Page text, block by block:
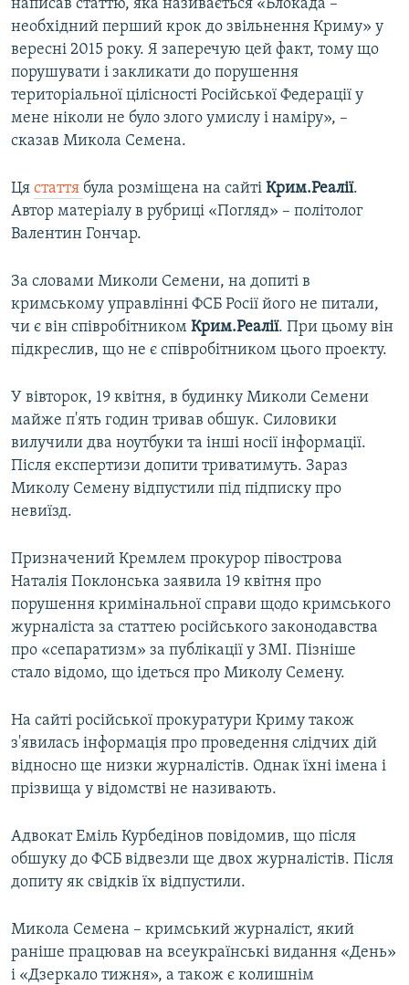
УКРАЇНСЬКА ПРОБЛЕМА КРИМУ
ІНФОГРАФІКА
ДОЛУЧАЙСЯ!
Усі сайти RFE/RL
написав статтю, яка називається «Блокада –
необхідний перший крок до звільнення Криму» у
вересні 2015 року. Я заперечую цей факт, тому що
порушувати і закликати до порушення
територіальної цілісності Російської Федерації у
мене ніколи не було злого умислу і наміру», –
сказав Микола Семена.
Ця стаття була розміщена на сайті Крим.Реалії.
Автор матеріалу в рубриці «Погляд» – політолог
Валентин Гончар.
За словами Миколи Семени, на допиті в
кримському управлінні ФСБ Росії його не питали,
чи є він співробітником Крим.Реалії. При цьому він
підкреслив, що не є співробітником цього проекту.
У вівторок, 19 квітня, в будинку Миколи Семени
майже п'ять годин тривав обшук. Силовики
вилучили два ноутбуки та інші носії інформації.
Після експертизи допити триватимуть. Зараз
Миколу Семену відпустили під підписку про
невиїзд.
Призначений Кремлем прокурор півострова
Наталія Поклонська заявила 19 квітня про
порушення кримінальної справи щодо кримського
журналіста за статтею російського законодавства
про «сепаратизм» за публікації у ЗМІ. Пізніше
стало відомо, що ідеться про Миколу Семену.
На сайті російської прокуратури Криму також
з'явилась інформація про проведення слідчих дій
відносно ще низки журналістів. Однак їхні​ імена і
прізвища у відомстві не називають.
Адвокат Еміль Курбедінов повідомив, що після
обшуку до ФСБ відвезли ще двох журналістів. Після
допиту як свідків їх відпустили.
Микола Семена – кримський журналіст, який
раніше працював на всеукраїнські видання «День»
і «Дзеркало тижня», а також є колишнім